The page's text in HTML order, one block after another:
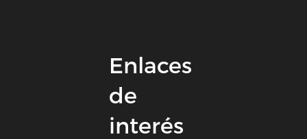
Enlaces
de
interés